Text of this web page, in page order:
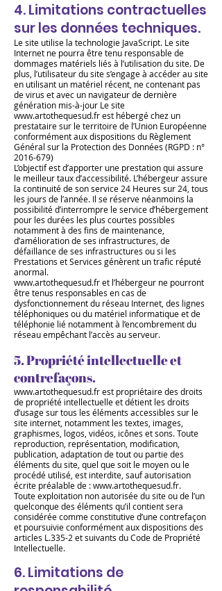
4. Limitations contractuelles
sur les données techniques.
Le site utilise la technologie JavaScript. Le site
Internet ne pourra être tenu responsable de
dommages matériels liés à l’utilisation du site. De
plus, l’utilisateur du site s’engage à accéder au site
en utilisant un matériel récent, ne contenant pas
de virus et avec un navigateur de dernière
génération mis-à-jour Le site
www.artothequesud.frest hébergé chez un
prestataire sur le territoire de l’Union Européenne
conformément aux dispositions du Règlement
Général sur la Protection des Données (RGPD : n°
2016-679)
L’objectif est d’apporter une prestation qui assure
le meilleur taux d’accessibilité. L’hébergeur assure
la continuité de son service 24 Heures sur 24, tous
les jours de l’année. Il se réserve néanmoins la
possibilité d’interrompre le service d’hébergement
pour les durées les plus courtes possibles
notamment à des fins de maintenance,
d’amélioration de ses infrastructures, de
défaillance de ses infrastructures ou si les
Prestations et Services génèrent un trafic réputé
anormal.
www.artothequesud.fret l’hébergeur ne pourront
être tenus responsables en cas de
dysfonctionnement du réseau Internet, des lignes
téléphoniques ou du matériel informatique et de
téléphonie lié notamment à l’encombrement du
réseau empêchant l’accès au serveur.
5. Propriété intellectuelle et
contrefaçons.
www.artothequesud.frest propriétaire des droits
de propriété intellectuelle et détient les droits
d’usage sur tous les éléments accessibles sur le
site internet, notamment les textes, images,
graphismes, logos, vidéos, icônes et sons. Toute
reproduction, représentation, modification,
publication, adaptation de tout ou partie des
éléments du site, quel que soit le moyen ou le
procédé utilisé, est interdite, sauf autorisation
écrite préalable de :www.artothequesud.fr.
Toute exploitation non autorisée du site ou de l’un
quelconque des éléments qu’il contient sera
considérée comme constitutive d’une contrefaçon
et poursuivie conformément aux dispositions des
articles L.335-2 et suivants du Code de Propriété
Intellectuelle.
6. Limitations de